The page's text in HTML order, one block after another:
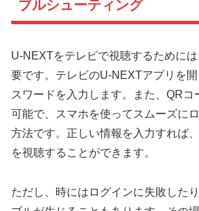
ブルシューティング
U-NEXTをテレビで視聴するために
要です。テレビのU-NEXTアプリを
スワードを入力します。また、QRコ
可能で、スマホを使ってスムーズに
方法です。正しい情報を入力すれば
を視聴することができます。
ただし、時にはログインに失敗した